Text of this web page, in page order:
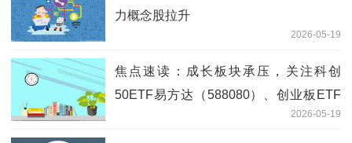
力概念股拉升
2026-05-19
焦点速读：成长板块承压，关注科创
50ETF易方达（588080）、创业板ETF
易方达（159915）等产品后续走势2026-05-19